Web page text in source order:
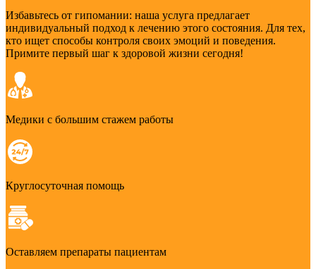
Избавьтесь от гипомании: наша услуга предлагает
индивидуальный подход к лечению этого состояния. Для тех,
кто ищет способы контроля своих эмоций и поведения.
Примите первый шаг к здоровой жизни сегодня!
Медики с большим стажем работы
Круглосуточная помощь
Оставляем препараты пациентам